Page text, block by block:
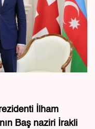
İlham
Baş naziri İrakli